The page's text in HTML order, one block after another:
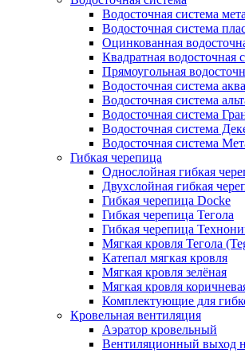
Водосточная система
Водосточная система
Оцинкованная
Квадратная водосточная
Прямоугольная
Водосточная система
Водосточная система
Водосточная система
Водосточная система
Водосточная система
Гибкая черепица
Однослойная гибкая
Двухслойная гибкая
Гибкая черепица Docke
Гибкая черепица Тегола
Гибкая черепица
Мягкая кровля Тегола
Катепал мягкая кровля
Мягкая кровля зелёная
Мягкая кровля
Комплектующие для
Кровельная вентиляция
Аэратор кровельный
Вентиляционный выход